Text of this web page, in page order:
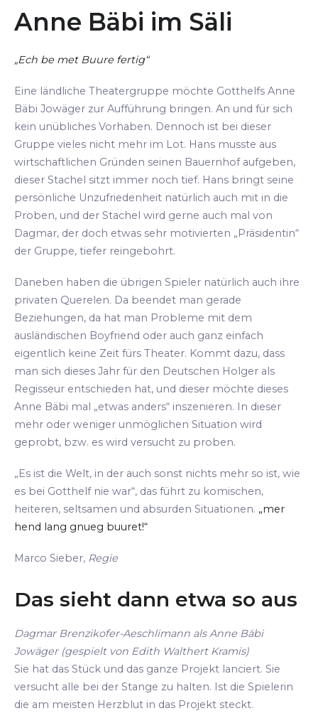
Anne Bäbi im Säli
„Ech be met Buure fertig“
Eine ländliche Theatergruppe möchte Gotthelfs Anne
Bäbi Jowäger zur Aufführung bringen. An und für sich
kein unübliches Vorhaben. Dennoch ist bei dieser
Gruppe vieles nicht mehr im Lot. Hans musste aus
wirtschaftlichen Gründen seinen Bauernhof aufgeben,
dieser Stachel sitzt immer noch tief. Hans bringt seine
persönliche Unzufriedenheit natürlich auch mit in die
Proben, und der Stachel wird gerne auch mal von
Dagmar, der doch etwas sehr motivierten „Präsidentin“
der Gruppe, tiefer reingebohrt.
Daneben haben die übrigen Spieler natürlich auch ihre
privaten Querelen. Da beendet man gerade
Beziehungen, da hat man Probleme mit dem
ausländischen Boyfriend oder auch ganz einfach
eigentlich keine Zeit fürs Theater. Kommt dazu, dass
man sich dieses Jahr für den Deutschen Holger als
Regisseur entschieden hat, und dieser möchte dieses
Anne Bäbi mal „etwas anders“ inszenieren. In dieser
mehr oder weniger unmöglichen Situation wird
geprobt, bzw. es wird versucht zu proben.
„Es ist die Welt, in der auch sonst nichts mehr so ist, wie
es bei Gotthelf nie war“, das führt zu komischen,
heiteren, seltsamen und absurden Situationen. „mer
hend lang gnueg buuret!“
Marco Sieber, Regie
Das sieht dann etwa so aus
Dagmar Brenzikofer-Aeschlimann als Anne Bäbi
Jowäger (gespielt von Edith Walthert Kramis)
Sie hat das Stück und das ganze Projekt lanciert. Sie
versucht alle bei der Stange zu halten. Ist die Spielerin
die am meisten Herzblut in das Projekt steckt.